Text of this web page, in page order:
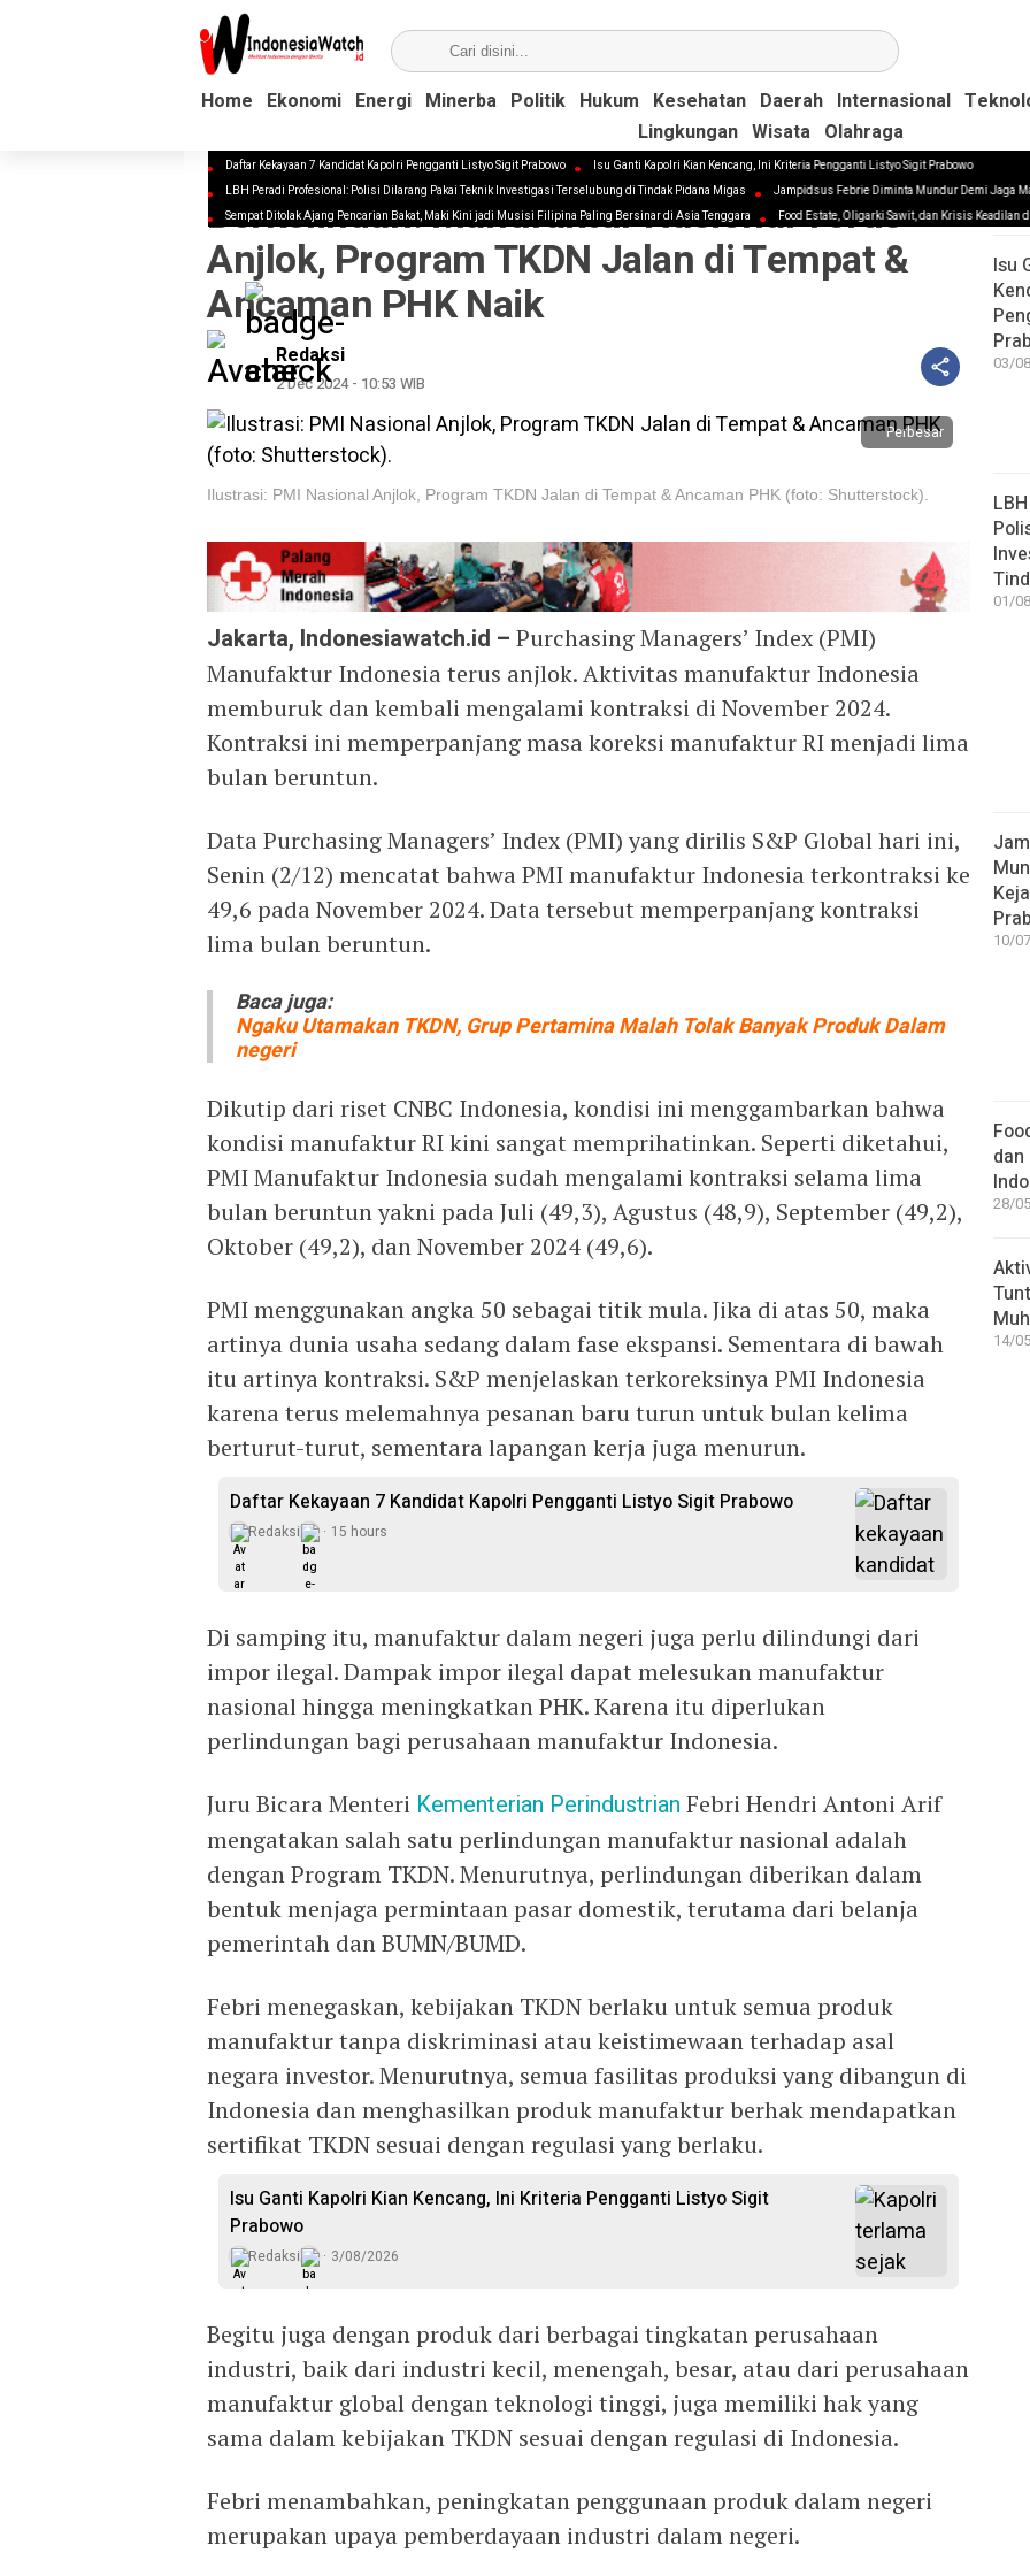
Home Ekonomi Energi Minerba Politik Hukum Kesehatan Daerah Internasional
Lingkungan Wisata Olahraga
Home Ekonomi Energi Minerba Politik Hukum Kesehatan Daerah Internasional
Lingkungan Wisata Olahraga
Daftar Kekayaan 7 Kandidat Kapolri Pengganti Listyo Sigit Prabowo
Isu Ganti Kapolri Kian Kencang, Ini Kriteria Pengganti Listyo Sigit Prabowo
LBH Peradi Profesional: Polisi Dilarang Pakai Teknik Investigasi Terselubung di Tindak Pidana Migas
Jampidsus Febrie Diminta Mundur Demi Jaga
Sempat Ditolak Ajang Pencarian Bakat, Maki Kini jadi Musisi Filipina Paling Bersinar di Asia Tenggara
Food Estate, Oligarki Sawit, dan Krisis Keadilan
EKONOMI
Berkelindan! Manufaktur Nasional Terus
Anjlok, Program TKDN Jalan di Tempat &
Ancaman PHK Naik
Redaksi
2 Dec 2024 - 10:53 WIB
Perbesar
Ilustrasi: PMI Nasional Anjlok, Program TKDN Jalan di Tempat & Ancaman PHK (foto: Shutterstock).
Jakarta, Indonesiawatch.id – Purchasing Managers’ Index (PMI)
Manufaktur Indonesia terus anjlok. Aktivitas manufaktur Indonesia
memburuk dan kembali mengalami kontraksi di November 2024.
Kontraksi ini memperpanjang masa koreksi manufaktur RI menjadi lima
bulan beruntun.
Data Purchasing Managers’ Index (PMI) yang dirilis S&P Global hari ini,
Senin (2/12) mencatat bahwa PMI manufaktur Indonesia terkontraksi ke
49,6 pada November 2024. Data tersebut memperpanjang kontraksi
lima bulan beruntun.
Baca juga:
Ngaku Utamakan TKDN, Grup Pertamina Malah Tolak Banyak Produk Dalam
negeri
Dikutip dari riset CNBC Indonesia, kondisi ini menggambarkan bahwa
kondisi manufaktur RI kini sangat memprihatinkan. Seperti diketahui,
PMI Manufaktur Indonesia sudah mengalami kontraksi selama lima
bulan beruntun yakni pada Juli (49,3), Agustus (48,9), September (49,2),
Oktober (49,2), dan November 2024 (49,6).
PMI menggunakan angka 50 sebagai titik mula. Jika di atas 50, maka
artinya dunia usaha sedang dalam fase ekspansi. Sementara di bawah
itu artinya kontraksi. S&P menjelaskan terkoreksinya PMI Indonesia
karena terus melemahnya pesanan baru turun untuk bulan kelima
berturut-turut, sementara lapangan kerja juga menurun.
Daftar Kekayaan 7 Kandidat Kapolri Pengganti Listyo Sigit Prabowo
Redaksi 15 hours
Di samping itu, manufaktur dalam negeri juga perlu dilindungi dari
impor ilegal. Dampak impor ilegal dapat melesukan manufaktur
nasional hingga meningkatkan PHK. Karena itu diperlukan
perlindungan bagi perusahaan manufaktur Indonesia.
Juru Bicara Menteri Kementerian Perindustrian Febri Hendri Antoni Arif
mengatakan salah satu perlindungan manufaktur nasional adalah
dengan Program TKDN. Menurutnya, perlindungan diberikan dalam
bentuk menjaga permintaan pasar domestik, terutama dari belanja
pemerintah dan BUMN/BUMD.
Febri menegaskan, kebijakan TKDN berlaku untuk semua produk
manufaktur tanpa diskriminasi atau keistimewaan terhadap asal
negara investor. Menurutnya, semua fasilitas produksi yang dibangun di
Indonesia dan menghasilkan produk manufaktur berhak mendapatkan
sertifikat TKDN sesuai dengan regulasi yang berlaku.
Isu Ganti Kapolri Kian Kencang, Ini Kriteria Pengganti Listyo Sigit
Prabowo
Redaksi 3/08/2026
Begitu juga dengan produk dari berbagai tingkatan perusahaan
industri, baik dari industri kecil, menengah, besar, atau dari perusahaan
manufaktur global dengan teknologi tinggi, juga memiliki hak yang
sama dalam kebijakan TKDN sesuai dengan regulasi di Indonesia.
Febri menambahkan, peningkatan penggunaan produk dalam negeri
merupakan upaya pemberdayaan industri dalam negeri.
Isu
03/
01/
10/
28/
14/